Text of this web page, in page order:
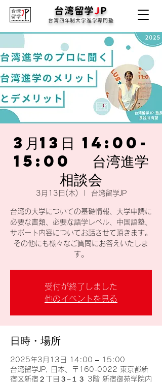
台湾留学JP
台湾四年制大学進学専門塾
3月13日 14:00-
15:00 台湾進学
相談会
3月13日(木) 台湾留学JP
台湾の大学についての基礎情報、大学申請に
必要な書類、必要な語学レベル、中国語塾、
サポート内容についてお話させて頂きます。
その他にも様々なご質問にお答えいたしま
す。
受付が終了しました
他のイベントを見る
日時・場所
2025年3月13日 14:00 – 15:00
台湾留学JP, 日本、〒160-0022 東京都新
宿区新宿２丁目３−１３ 3階 新宿御苑学院内